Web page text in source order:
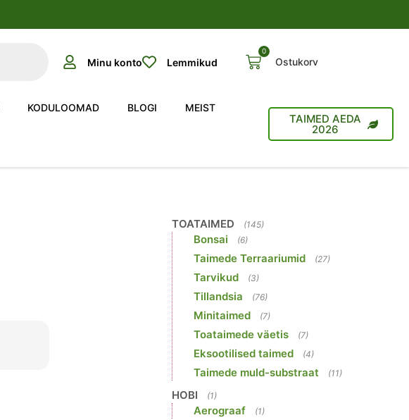
Minu konto Lemmikud
0
Ostukorv
KODULOOMAD BLOGI MEIST
TAIMED AEDA
2026
TOATAIMED (145)
Bonsai (6)
Taimede Terraariumid (27)
Tarvikud (3)
Tillandsia (76)
Minitaimed (7)
Toataimede väetis (7)
Eksootilised taimed (4)
Taimede muld-substraat (11)
HOBI (1)
Aerograaf (1)